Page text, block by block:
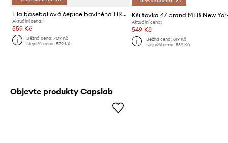
Fila baseballová čepice bavlněná FIRENZE
Aktuální cena:
559 Kč
Běžná cena:709 Kč
Nejnižší cena:579 Kč
Aktuální cena:
549 Kč
Běžná cena: 819 Kč
Nejnižší cena: 589 Kč
Objevte produkty Capslab